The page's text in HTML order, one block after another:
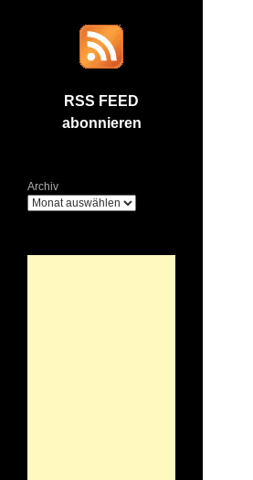
RSS FEED
abonnieren
Archiv